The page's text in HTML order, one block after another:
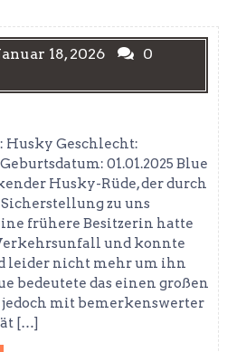
18, 2026
0
Husky Geschlecht:
01.01.2025 Blue
Husky-Rüde, der durch
zu uns
frühere Besitzerin hatte
und konnte
leider nicht mehr um ihn
bedeutete das einen großen
mit bemerkenswerter
[…]